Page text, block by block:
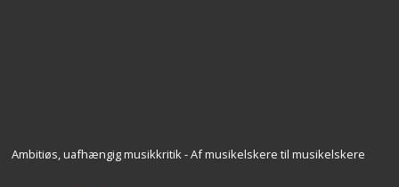
Ambitiøs, uafhængig musikkritik - Af musikelskere til musikelskere